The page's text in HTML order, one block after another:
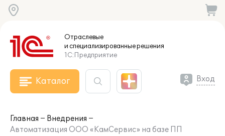
Отраслевые
и специализированныерешения
1С:Предприятие
Каталог Вход
Главная
Внедрения
Автоматизация ООО «КамСервис» на базе ПП